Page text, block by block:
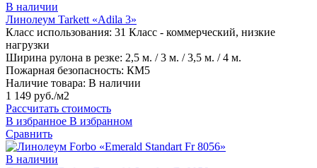
В наличии
Линолеум Tarkett «Adila 3»
Класс использования: 31 Класс - коммерческий, низкие
нагрузки
Ширина рулона в резке: 2,5 м. / 3 м. / 3,5 м. / 4 м.
Пожарная безопасность: КМ5
Наличие товара: В наличии
1 149 руб./м2
Рассчитать стоимость
В избранное В избранном
Сравнить
В наличии